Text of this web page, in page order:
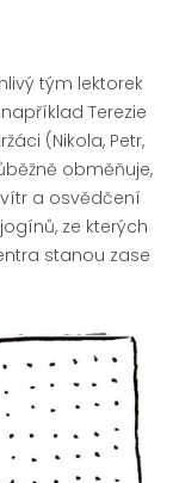
tým lektorek
Terezie
(Nikola, Petr,
obměňuje,
a osvědčení
ze kterých
stanou zase